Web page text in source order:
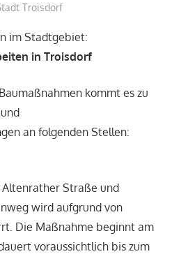
Troisdorf
im Stadtgebiet:
in Troisdorf
kommt es zu
an folgenden Stellen:
Altenrather Straße und
wird aufgrund von
Die Maßnahme beginnt am
voraussichtlich bis zum